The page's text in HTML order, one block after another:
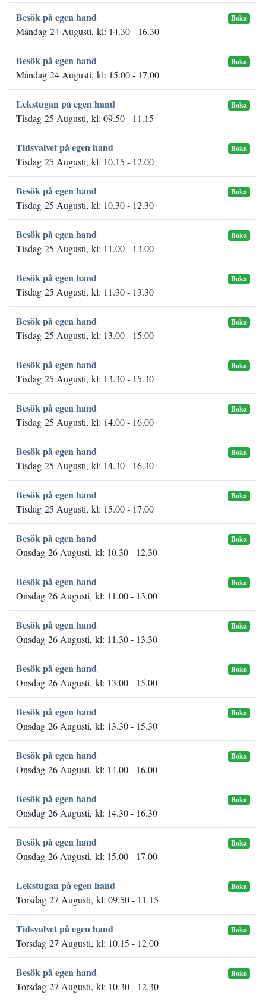
Besök på egen hand Boka
Måndag 24 Augusti, kl: 14.30 - 16.30
Besök på egen hand Boka
Måndag 24 Augusti, kl: 15.00 - 17.00
Lekstugan på egen hand Boka
Tisdag 25 Augusti, kl: 09.50 - 11.15
Tidsvalvet på egen hand Boka
Tisdag 25 Augusti, kl: 10.15 - 12.00
Besök på egen hand Boka
Tisdag 25 Augusti, kl: 10.30 - 12.30
Besök på egen hand Boka
Tisdag 25 Augusti, kl: 11.00 - 13.00
Besök på egen hand Boka
Tisdag 25 Augusti, kl: 11.30 - 13.30
Besök på egen hand Boka
Tisdag 25 Augusti, kl: 13.00 - 15.00
Besök på egen hand Boka
Tisdag 25 Augusti, kl: 13.30 - 15.30
Besök på egen hand Boka
Tisdag 25 Augusti, kl: 14.00 - 16.00
Besök på egen hand Boka
Tisdag 25 Augusti, kl: 14.30 - 16.30
Besök på egen hand Boka
Tisdag 25 Augusti, kl: 15.00 - 17.00
Besök på egen hand Boka
Onsdag 26 Augusti, kl: 10.30 - 12.30
Besök på egen hand Boka
Onsdag 26 Augusti, kl: 11.00 - 13.00
Besök på egen hand Boka
Onsdag 26 Augusti, kl: 11.30 - 13.30
Besök på egen hand Boka
Onsdag 26 Augusti, kl: 13.00 - 15.00
Besök på egen hand Boka
Onsdag 26 Augusti, kl: 13.30 - 15.30
Besök på egen hand Boka
Onsdag 26 Augusti, kl: 14.00 - 16.00
Besök på egen hand Boka
Onsdag 26 Augusti, kl: 14.30 - 16.30
Besök på egen hand Boka
Onsdag 26 Augusti, kl: 15.00 - 17.00
Lekstugan på egen hand Boka
Torsdag 27 Augusti, kl: 09.50 - 11.15
Tidsvalvet på egen hand Boka
Torsdag 27 Augusti, kl: 10.15 - 12.00
Besök på egen hand Boka
Torsdag 27 Augusti, kl: 10.30 - 12.30